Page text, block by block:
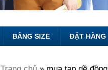
BẢNG SIZE ĐẶT HÀNG